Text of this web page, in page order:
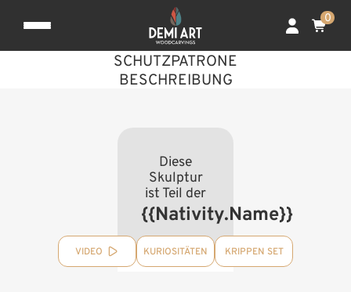
0
BESCHREIBUNG
SCHUTZPATRONE
Diese
Skulptur
ist Teil der
{{nativity.Name}}
VIDEO KURIOSITÄTEN KRIPPEN SET